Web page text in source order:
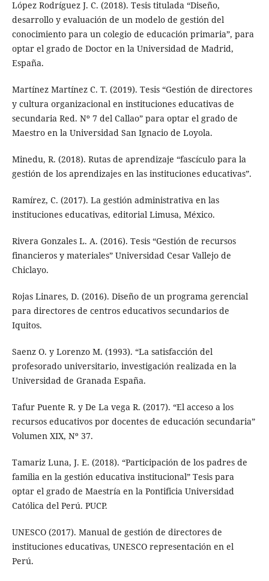
López Rodríguez J. C. (2018). Tesis titulada “Diseño,
desarrollo y evaluación de un modelo de gestión del
conocimiento para un colegio de educación primaria”, para
optar el grado de Doctor en la Universidad de Madrid,
España.
Martínez Martínez C. T. (2019). Tesis “Gestión de directores
y cultura organizacional en instituciones educativas de
secundaria Red. Nº 7 del Callao” para optar el grado de
Maestro en la Universidad San Ignacio de Loyola.
Minedu, R. (2018). Rutas de aprendizaje “fascículo para la
gestión de los aprendizajes en las instituciones educativas”.
Ramírez, C. (2017). La gestión administrativa en las
instituciones educativas, editorial Limusa, México.
Rivera Gonzales L. A. (2016). Tesis “Gestión de recursos
financieros y materiales” Universidad Cesar Vallejo de
Chiclayo.
Rojas Linares, D. (2016). Diseño de un programa gerencial
para directores de centros educativos secundarios de
Iquitos.
Saenz O. y Lorenzo M. (1993). “La satisfacción del
profesorado universitario, investigación realizada en la
Universidad de Granada España.
Tafur Puente R. y De La vega R. (2017). “El acceso a los
recursos educativos por docentes de educación secundaria”
Volumen XIX, Nº 37.
Tamariz Luna, J. E. (2018). “Participación de los padres de
familia en la gestión educativa institucional” Tesis para
optar el grado de Maestría en la Pontificia Universidad
Católica del Perú. PUCP.
UNESCO (2017). Manual de gestión de directores de
instituciones educativas, UNESCO representación en el
Perú.